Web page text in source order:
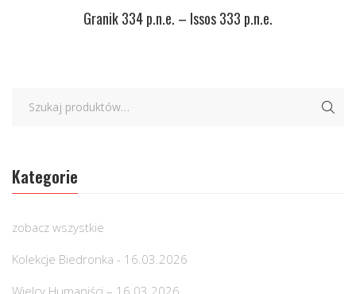
Granik 334 p.n.e. – Issos 333 p.n.e.
Kategorie
zobacz wszystkie
Kolekcje Biedronka - 16.03.2026
Wielcy Humaniści – 16.03.2026